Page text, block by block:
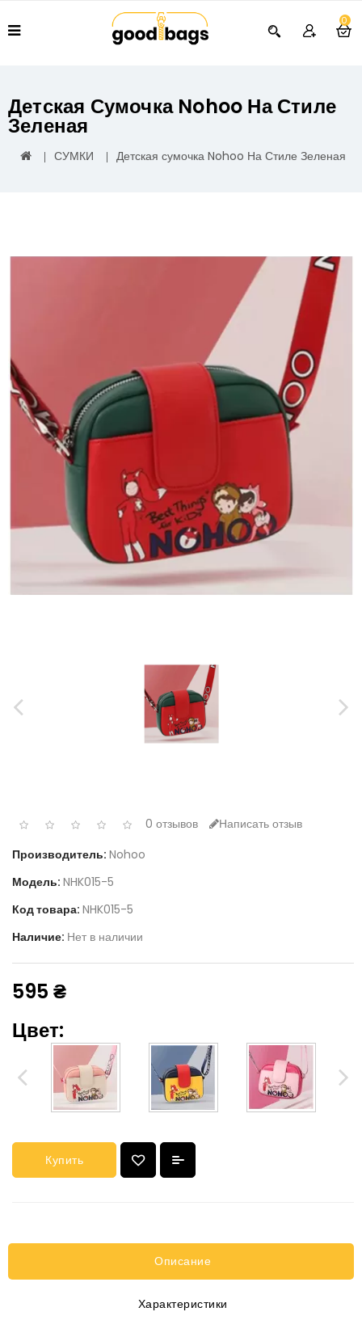
0
Детская Сумочка Nohoo На Стиле
Зеленая
СУМКИ Детская сумочка Nohoo На Стиле Зеленая
0 отзывов
Написать отзыв
Производитель: Nohoo
Модель: NHK015-5
Код товара: NHK015-5
Наличие: Нет в наличии
595 ₴
Цвет:
Купить
Описание
Характеристики